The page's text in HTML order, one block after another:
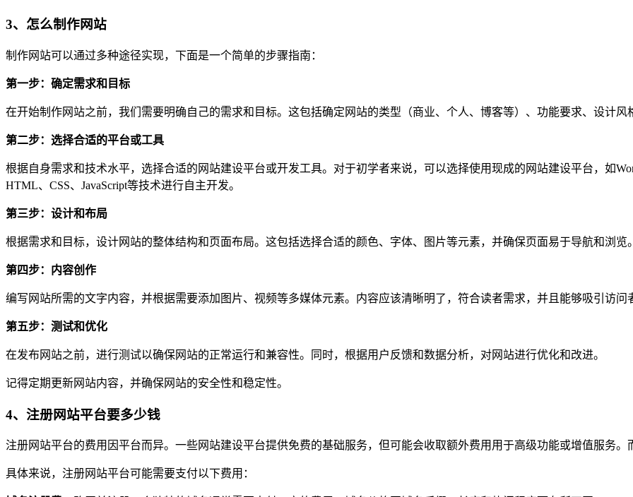
3、怎么制作网站
制作网站可以通过多种途径实现，下面是一个简单的步骤指南：
第一步：确定需求和目标
在开始制作网站之前，我们需要明确自己的需求和目标。这包括确定网站的类型（商业、个人、博客等）、功能要求、设计风
第二步：选择合适的平台或工具
根据自身需求和技术水平，选择合适的网站建设平台或开发工具。对于初学者来说，可以选择使用现成的网站建设平台，如
HTML、CSS、JavaScript等技术进行自主开发。
第三步：设计和布局
根据需求和目标，设计网站的整体结构和页面布局。这包括选择合适的颜色、字体、图片等元素，并确保页面易于导航和浏览
第四步：内容创作
编写网站所需的文字内容，并根据需要添加图片、视频等多媒体元素。内容应该清晰明了，符合读者需求，并且能够吸引访问
第五步：测试和优化
在发布网站之前，进行测试以确保网站的正常运行和兼容性。同时，根据用户反馈和数据分析，对网站进行优化和改进。
记得定期更新网站内容，并确保网站的安全性和稳定性。
4、注册网站平台要多少钱
注册网站平台的费用因平台而异。一些网站建设平台提供免费的基础服务，但可能会收取额外费用用于高级功能或增值服务
具体来说，注册网站平台可能需要支付以下费用：